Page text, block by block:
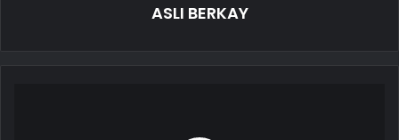
ASLI BERKAY